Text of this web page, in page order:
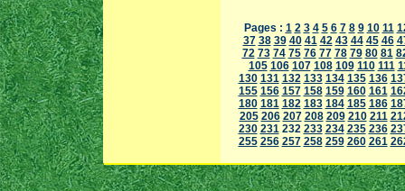
Pages : 1 2 3 4 5 6 7 8 9 10 11
37 38 39 40 41 42 43 44 45 46
72 73 74 75 76 77 78 79 80 81
105 106 107 108 109 110 111
130 131 132 133 134 135 136
155 156 157 158 159 160 161
180 181 182 183 184 185 186
205 206 207 208 209 210 211
230 231232 233 234 235 236
255 256 257 258 259 260 261